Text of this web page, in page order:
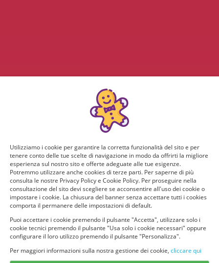
© provaprodottigratis.it 2023 | All Rights Reserved.
Utilizziamo i cookie per garantire la corretta funzionalità del sito e per
tenere conto delle tue scelte di navigazione in modo da offrirti la migliore
esperienza sul nostro sito e offerte adeguate alle tue esigenze.
Potremmo utilizzare anche cookies di terze parti. Per saperne di più
consulta le nostre Privacy Policy e Cookie Policy. Per proseguire nella
consultazione del sito devi scegliere se acconsentire all'uso dei cookie o
impostare i cookie. La chiusura del banner senza accettare tutti i cookies
comporta il permanere delle impostazioni di default.
Puoi accettare i cookie premendo il pulsante "Accetta", utilizzare solo i
cookie tecnici premendo il pulsante "Usa solo i cookie necessari" oppure
configurare il loro utilizzo premendo il pulsante "Personalizza".
Per maggiori informazioni sulla nostra gestione dei cookie, cliccare qui